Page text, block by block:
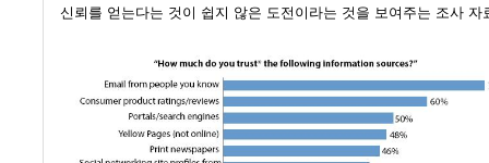
신뢰를 얻는다는 것이 쉽지 않은 도전이라는 것을 보여주는 조사 자